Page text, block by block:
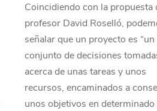
Coincidiendo con la propuesta
profesor David Roselló,
señalar que un proyecto es “un
conjunto de decisiones
acerca de unas tareas y unos
recursos, encaminados a
unos objetivos en determinado